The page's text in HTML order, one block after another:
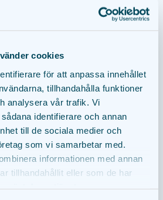
cookies
för att anpassa innehållet
tillhandahålla funktioner
analysera vår trafik. Vi
identifierare och annan
till de sociala medier och
som vi samarbetar med.
informationen med annan
tillhandahållit eller som de har
Tillstånd
Finansiering
Byggnation